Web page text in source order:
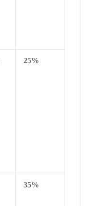
25%
35%